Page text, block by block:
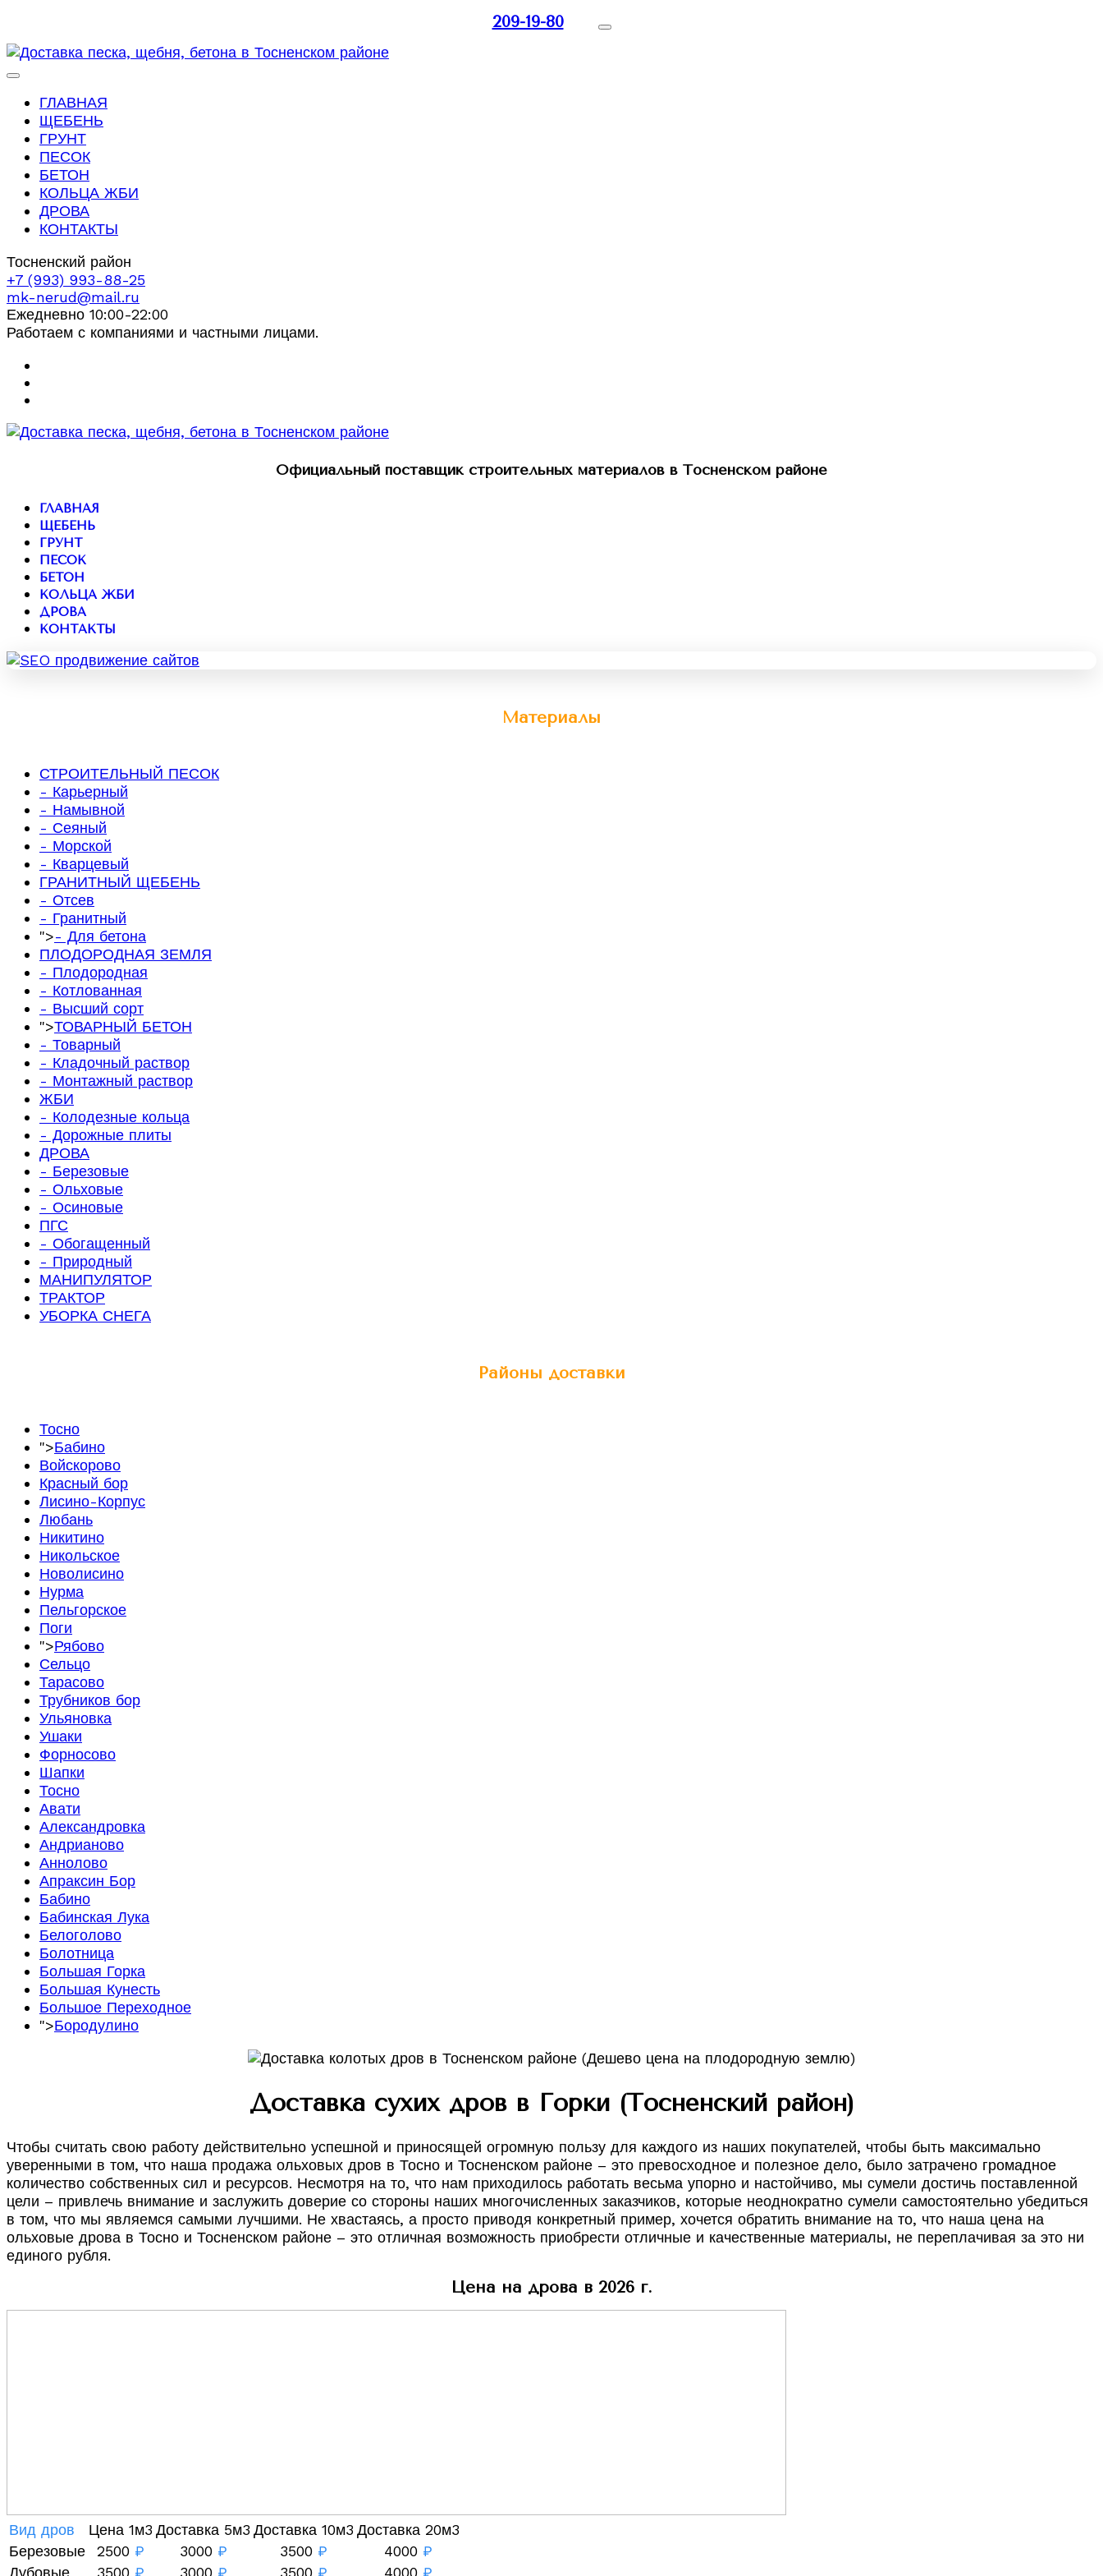
209-19-80
ГЛАВНАЯ
ЩЕБЕНЬ
ГРУНТ
ПЕСОК
БЕТОН
КОЛЬЦА ЖБИ
ДРОВА
КОНТАКТЫ
Тосненский район
+7 (993) 993-88-25
mk-nerud@mail.ru
Ежедневно 10:00-22:00
Работаем с компаниями и частными лицами.
Официальный поставщик строительных материалов в Тосненском районе
ГЛАВНАЯ
ЩЕБЕНЬ
ГРУНТ
ПЕСОК
БЕТОН
КОЛЬЦА ЖБИ
ДРОВА
КОНТАКТЫ
Материалы
СТРОИТЕЛЬНЫЙ ПЕСОК
- Карьерный
- Намывной
- Сеяный
- Морской
- Кварцевый
ГРАНИТНЫЙ ЩЕБЕНЬ
- Отсев
- Гранитный
">- Для бетона
ПЛОДОРОДНАЯ ЗЕМЛЯ
- Плодородная
- Котлованная
- Высший сорт
">ТОВАРНЫЙ БЕТОН
- Товарный
- Кладочный раствор
- Монтажный раствор
ЖБИ
- Колодезные кольца
- Дорожные плиты
ДРОВА
- Березовые
- Ольховые
- Осиновые
ПГС
- Обогащенный
- Природный
МАНИПУЛЯТОР
ТРАКТОР
УБОРКА СНЕГА
Районы доставки
Тосно
">Бабино
Войскорово
Красный бор
Лисино-Корпус
Любань
Никитино
Никольское
Новолисино
Нурма
Пельгорское
Поги
">Рябово
Сельцо
Тарасово
Трубников бор
Ульяновка
Ушаки
Форносово
Шапки
Тосно
Авати
Александровка
Андрианово
Аннолово
Апраксин Бор
Бабино
Бабинская Лука
Белоголово
Болотница
Большая Горка
Большая Кунесть
Большое Переходное
">Бородулино
Доставка сухих дров в Горки (Тосненский район)
Чтобы считать свою работу действительно успешной и приносящей огромную пользу для каждого из наших покупателей, чтобы быть максимально
уверенными в том, что наша продажа ольховых дров в Тосно и Тосненском районе – это превосходное и полезное дело, было затрачено громадное
количество собственных сил и ресурсов. Несмотря на то, что нам приходилось работать весьма упорно и настойчиво, мы сумели достичь поставленной
цели – привлечь внимание и заслужить доверие со стороны наших многочисленных заказчиков, которые неоднократно сумели самостоятельно убедиться
в том, что мы являемся самыми лучшими. Не хвастаясь, а просто приводя конкретный пример, хочется обратить внимание на то, что наша цена на
ольховые дрова в Тосно и Тосненском районе – это отличная возможность приобрести отличные и качественные материалы, не переплачивая за это ни
единого рубля.
Цена на дрова в 2026 г.
Вид дров Цена 1м3 Доставка 5м3 Доставка 10м3 Доставка 20м3
Березовые
2500 ₽ 3000 ₽ 3500 ₽ 4000 ₽
Дубовые
3500 ₽ 3000 ₽ 3500 ₽ 4000 ₽